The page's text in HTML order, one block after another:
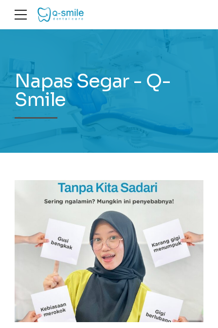
Napas Segar - Q-
Smile